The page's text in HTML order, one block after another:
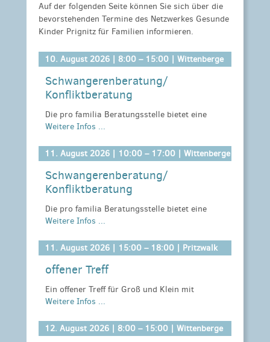
Auf der folgenden Seite können Sie sich über die
bevorstehenden Termine des Netzwerkes Gesunde
Kinder Prignitz für Familien informieren.
10. August 2026 | 8:00 – 15:00 | Wittenberge
Schwangerenberatung/
Konfliktberatung
Die pro familia Beratungsstelle bietet eine
kostenlose und sehr ausführliche
Fragen vor und nach der Geburt an. Hier
können alle Fragen rund um die
Schwangerschaft, die Geburt und das Elternsein
beantwortet werden. Es werden Einzel-, Paar-
und Sexualberatung, sowie
Schwangerenkonfliktberatungen angeboten.
Kosten:kostenlos
Anmeldeinformationen:Anmeldung erwünscht:
Standort Wittenberge: Tel.:03877/70782 oder
Perleberg: Karl-Liebknecht-Str. 35, Zimmer 109,
19348 Perleberg, Tel.: 03876/ 713513 oder
Weitere Infos ...
11. August 2026 | 10:00 – 17:00 | Wittenberge
Schwangerenberatung/
Konfliktberatung
Die pro familia Beratungsstelle bietet eine
kostenlose und sehr ausführliche
Fragen vor und nach der Geburt an. Hier
können alle Fragen rund um die
Schwangerschaft, die Geburt und das Elternsein
beantwortet werden. Es werden Einzel-, Paar-
und Sexualberatung, sowie
Kosten:kostenlos
Weitere Infos ...
11. August 2026 | 15:00 – 18:00 | Pritzwalk
offener Treff
Ein offener Treff für Groß und Klein mit
unterschiedlichen Kreativ- und Spielangeboten.
Außengelände mit vielen Spielmöglichkeiten.
Weitere Infos ...
12. August 2026 | 8:00 – 15:00 | Wittenberge